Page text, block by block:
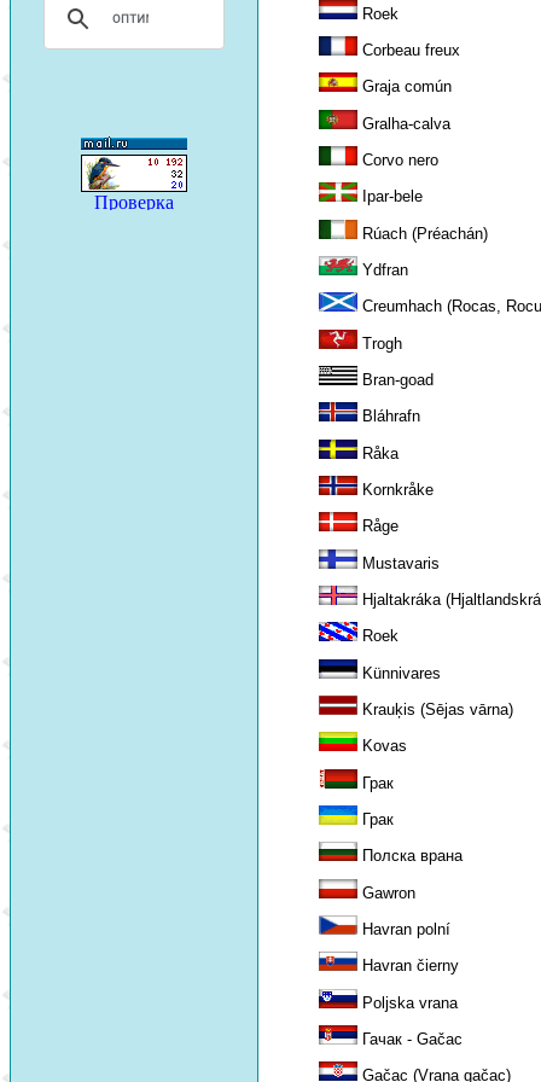
Roek
Corbeau freux
Graja común
Gralha-calva
Corvo nero
Ipar-bele
Rúach (Préachán)
Ydfran
Creumhach (Rocas,
Trogh
Bran-goad
Bláhrafn
Råka
Kornkråke
Råge
Mustavaris
Hjaltakráka
Roek
Künnivares
Krauķis (Sējas vārna)
Kovas
Грак
Грак
Полска врана
Gawron
Havran polní
Havran čierny
Poljska vrana
Гачак - Gačac
Gačac (Vrana gačac)